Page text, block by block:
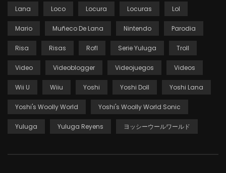
Lana Loco Locura Locuras Lol
Mario Muñeco De Lana Nintendo Parodia
Risa Risas Rofl Serie Yuluga Troll
Video Videoblogger Videojuegos Videos
Wii U Wiiu Yoshi Yoshi Doll Yoshi Lana
Yoshi's Woolly World Yoshi's Woolly World Sonic
Yuluga Yuluga Reyens ヨッシーウールワールド